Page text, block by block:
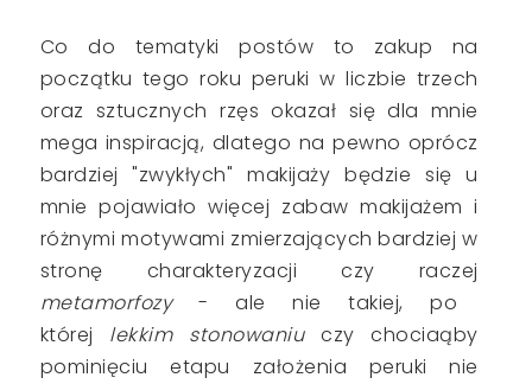
Co do tematyki postów to zakup na
początku tego roku peruki w liczbie trzech
oraz sztucznych rzęs okazał się dla mnie
mega inspiracją, dlatego na pewno oprócz
bardziej "zwykłych" makijaży będzie się u
mnie pojawiało więcej zabaw makijażem i
różnymi motywami zmierzających bardziej w
stronę charakteryzacji czy raczej
metamorfozy- ale nie takiej, po
której lekkim stonowaniuczy chociaąby
pominięciu etapu założenia peruki nie